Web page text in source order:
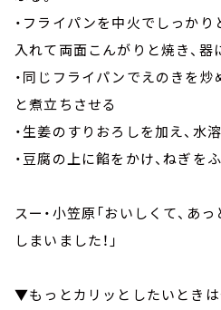
・フライパンを中火でしっかり
入れて両面こんがりと焼き、器
・同じフライパンでえのきを炒
と煮立ちさせる
・生姜のすりおろしを加え、水
・豆腐の上に餡をかけ、ねぎを
スー・小笠原「おいしくて、あ
しまいました！」
▼もっとカリッとしたいとき